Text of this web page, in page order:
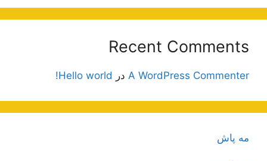
Recent Comments
A WordPress Commenter در Hello world!
مه پاش